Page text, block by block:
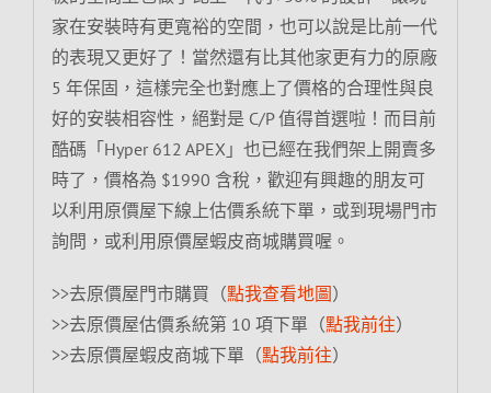
家在安裝時有更寬裕的空間，也可以說是比前一代
的表現又更好了！當然還有比其他家更有力的原廠
5 年保固，這樣完全也對應上了價格的合理性與良
好的安裝相容性，絕對是 C/P 值得首選啦！而目前
酷碼「Hyper 612 APEX」也已經在我們架上開賣多
時了，價格為 $1990 含稅，歡迎有興趣的朋友可
以利用原價屋下線上估價系統下單，或到現場門市
詢問，或利用原價屋蝦皮商城購買喔。
>>去原價屋門市購買（點我查看地圖）
>>去原價屋估價系統第 10 項下單（點我前往）
>>去原價屋蝦皮商城下單（點我前往）